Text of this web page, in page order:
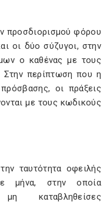
προσδιορισμού φόρου
οι δύο σύζυγοι, στην
ο καθένας με τους
Στην περίπτωση που η
οι πράξεις
με τους κωδικούς
ταυτότητα οφειλής
μήνα, στην οποία
μη καταβληθείσες